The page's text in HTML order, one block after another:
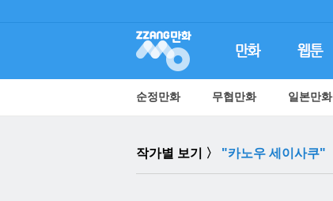
순정만화 무협만화 일본만화
작가별 보기 〉 "카노우 세이사쿠"